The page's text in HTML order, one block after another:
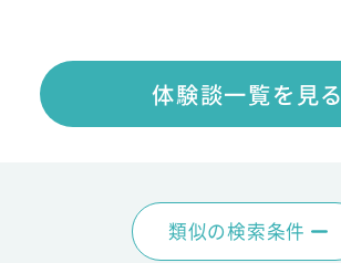
体験談一覧を見る
類似の検索条件